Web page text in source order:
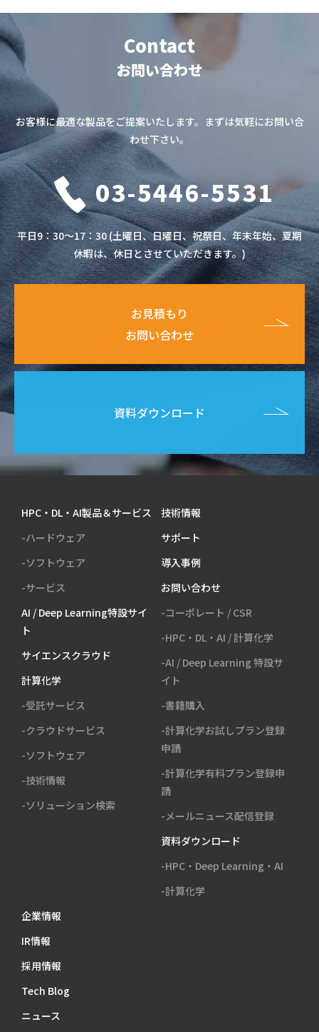
Contact
お問い合わせ
お客様に最適な製品をご提案いたします。まずは気軽にお問い合
わせ下さい。
03-5446-5531
平日9：30～17：30 (土曜日、日曜日、祝祭日、年末年始、夏期
休暇は、休日とさせていただきます。)
お見積もり
お問い合わせ
資料ダウンロード
HPC・DL・AI製品＆サービス
-ハードウェア
-ソフトウェア
-サービス
AI / Deep Learning特設サイ
ト
サイエンスクラウド
計算化学
-受託サービス
-クラウドサービス
-ソフトウェア
-技術情報
-ソリューション検索
技術情報
サポート
導入事例
お問い合わせ
-コーポレート / CSR
-HPC・DL・AI / 計算化学
-AI / Deep Learning 特設サ
イト
-書籍購入
-計算化学お試しプラン登録
申請
-計算化学有料プラン登録申
請
-メールニュース配信登録
資料ダウンロード
-HPC・Deep Learning・AI
-計算化学
企業情報
IR情報
採用情報
Tech Blog
ニュース